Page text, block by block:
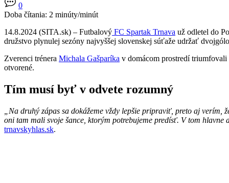
0
Doba čítania: 2 minúty/minút
14.8.2024 (SITA.sk) – Futbalový FC Spartak Trnava už odletel do
družstvo plynulej sezóny najvyššej slovenskej súťaže udržať
Zverenci trénera Michala Gašparíka v domácom prostredí
otvorené.
Tím musí byť v odvete rozumný
„Na druhý zápas sa dokážeme vždy lepšie pripraviť, preto aj
oni tam mali svoje šance, ktorým potrebujeme predísť. V tom
trnavskyhlas.sk.